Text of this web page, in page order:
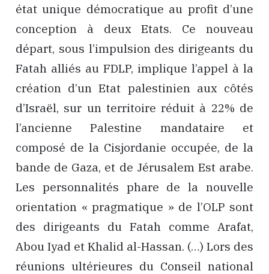
état unique démocratique au profit d’une
conception à deux Etats. Ce nouveau
départ, sous l’impulsion des dirigeants du
Fatah alliés au FDLP, implique l’appel à la
création d’un Etat palestinien aux côtés
d’Israël, sur un territoire réduit à 22% de
l’ancienne Palestine mandataire et
composé de la Cisjordanie occupée, de la
bande de Gaza, et de Jérusalem Est arabe.
Les personnalités phare de la nouvelle
orientation « pragmatique » de l’OLP sont
des dirigeants du Fatah comme Arafat,
Abou Iyad et Khalid al-Hassan. (…) Lors des
réunions ultérieures du Conseil national